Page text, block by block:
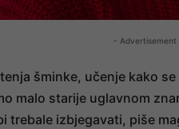
- Advertisement
šminke, učenje kako
malo starije uglavnom
trebale izbjegavati, piše